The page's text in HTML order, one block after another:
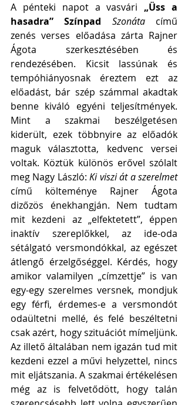
A pénteki napot a vasvári „Üss a
hasadra” Színpad
Szonáta című
zenés verses előadása zárta Rajner
Ágota szerkesztésében és
rendezésében. Kicsit lassúnak és
tempóhiányosnak éreztem ezt az
előadást, bár szép számmal akadtak
benne kiváló egyéni teljesítmények.
Mint a szakmai beszélgetésen
kiderült, ezek többnyire az előadók
maguk választotta, kedvenc versei
voltak. Köztük különös erővel szólalt
meg Nagy László: Ki viszi át a szerelmet
című költeménye Rajner Ágota
dizőzös énekhangján. Nem tudtam
mit kezdeni az „elfektetett”, éppen
inaktív szereplőkkel, az ide-oda
sétálgató versmondókkal, az egészet
átlengő érzelgőséggel. Kérdés, hogy
amikor valamilyen „címzettje” is van
egy-egy szerelmes versnek, mondjuk
egy férfi, érdemes-e a versmondót
odaültetni mellé, és felé beszéltetni
csak azért, hogy szituációt mímeljünk.
Az illető általában nem igazán tud mit
kezdeni ezzel a művi helyzettel, nincs
mit eljátszania. A szakmai értékelésen
még az is felvetődött, hogy talán